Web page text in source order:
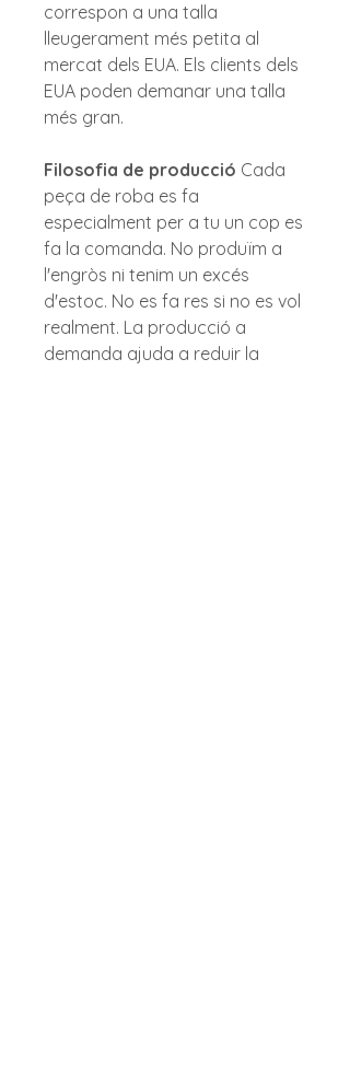
correspon a una talla
lleugerament més petita al
mercat dels EUA. Els clients dels
EUA poden demanar una talla
més gran.
Filosofia de producció Cada
peça de roba es fa
especialment per a tu un cop es
fa la comanda. No produïm a
l'engròs ni tenim un excés
d'estoc. No es fa res si no es vol
realment. La producció a
demanda ajuda a reduir la